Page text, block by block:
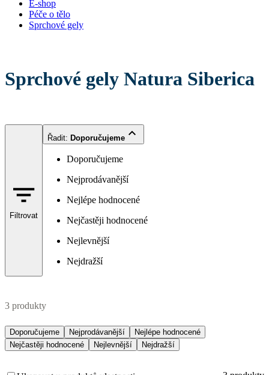
E-shop
Péče o tělo
Sprchové gely
Sprchové gely Natura Siberica
Filtrovat
Řadit: Doporučujeme
Doporučujeme
Nejprodávanější
Nejlépe hodnocené
Nejčastěji hodnocené
Nejlevnější
Nejdražší
3 produkty
Doporučujeme Nejprodávanější
Nejlépe hodnocené
Nejčastěji hodnocené
Nejlevnější Nejdražší